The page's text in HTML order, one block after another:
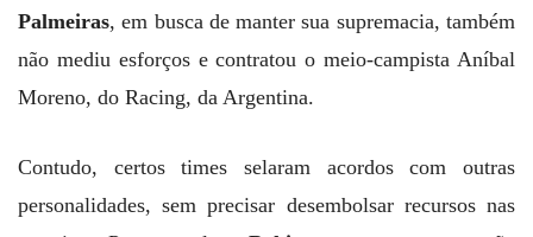
Palmeiras, em busca de manter sua supremacia, também
não mediu esforços e contratou o meio-campista Aníbal
Moreno, do Racing, da Argentina.
Contudo, certos times selaram acordos com outras
personalidades, sem precisar desembolsar recursos nas